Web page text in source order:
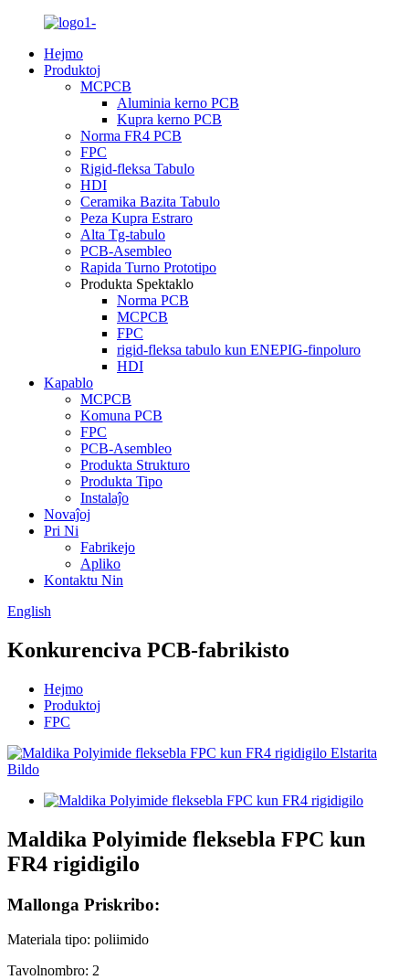
Hejmo
Produktoj
MCPCB
Aluminia kerno PCB
Kupra kerno PCB
Norma FR4 PCB
FPC
Rigid-fleksa Tabulo
HDI
Ceramika Bazita Tabulo
Peza Kupra Estraro
Alta Tg-tabulo
PCB-Asembleo
Rapida Turno Prototipo
Produkta Spektaklo
Norma PCB
MCPCB
FPC
rigid-fleksa tabulo kun ENEPIG-finpoluro
HDI
Kapablo
MCPCB
Komuna PCB
FPC
PCB-Asembleo
Produkta Strukturo
Produkta Tipo
Instalaĵo
Novaĵoj
Pri Ni
Fabrikejo
Apliko
Kontaktu Nin
English
Konkurenciva PCB-fabrikisto
Hejmo
Produktoj
FPC
Maldika Polyimide fleksebla FPC kun
FR4 rigidigilo
Mallonga Priskribo:
Materiala tipo: poliimido
Tavolnombro: 2